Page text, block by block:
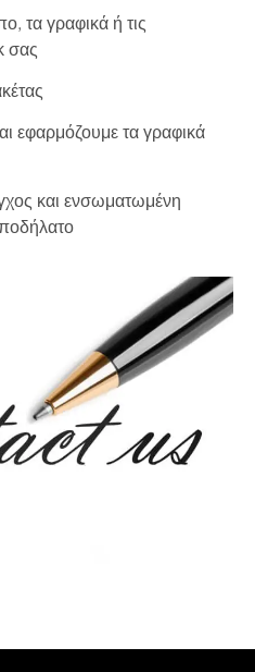
τα γραφικά ή τις
σας
εφαρμόζουμε τα γραφικά
και ενσωματωμένη